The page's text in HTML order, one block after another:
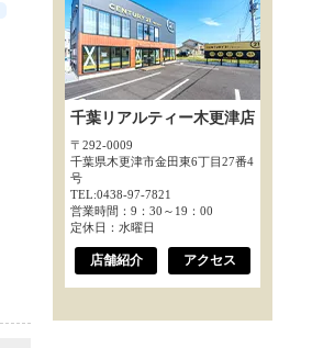
千葉リアルティー木更津店
〒292-0009
千葉県木更津市金田東6丁目27番4
号
TEL:0438-97-7821
営業時間：9：30～19：00
定休日：水曜日
店舗紹介 アクセス